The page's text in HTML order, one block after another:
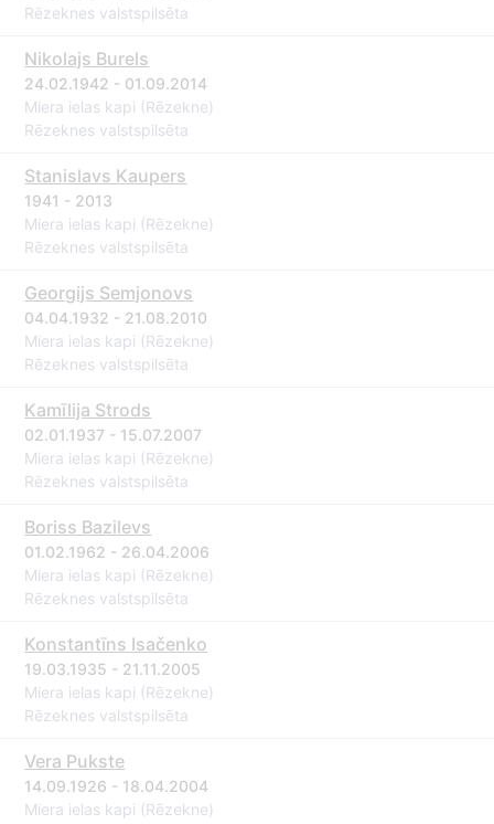
Rēzeknes valstspilsēta
Nikolajs Burels
24.02.1942 - 01.09.2014
Miera ielas kapi (Rēzekne)
Rēzeknes valstspilsēta
Stanislavs Kaupers
1941 - 2013
Miera ielas kapi (Rēzekne)
Rēzeknes valstspilsēta
Georgijs Semjonovs
04.04.1932 - 21.08.2010
Miera ielas kapi (Rēzekne)
Rēzeknes valstspilsēta
Kamīlija Strods
02.01.1937 - 15.07.2007
Miera ielas kapi (Rēzekne)
Rēzeknes valstspilsēta
Boriss Bazilevs
01.02.1962 - 26.04.2006
Miera ielas kapi (Rēzekne)
Rēzeknes valstspilsēta
Konstantīns Isačenko
19.03.1935 - 21.11.2005
Miera ielas kapi (Rēzekne)
Rēzeknes valstspilsēta
Vera Pukste
14.09.1926 - 18.04.2004
Miera ielas kapi (Rēzekne)